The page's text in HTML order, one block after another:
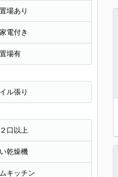
場あり
電付き
場有
ル張り
口以上
乾燥機
キッチン